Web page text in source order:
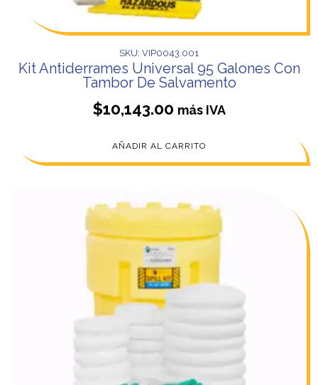
SKU: VIP0043.001
Kit Antiderrames Universal 95 Galones Con
Tambor De Salvamento
$10,143.00 más IVA
AÑADIR AL CARRITO